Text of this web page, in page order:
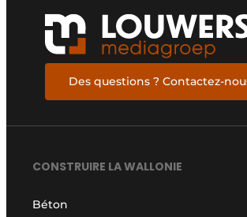
Des questions ? Contactez-
CONSTRUIRE LA WALLONIE
Béton